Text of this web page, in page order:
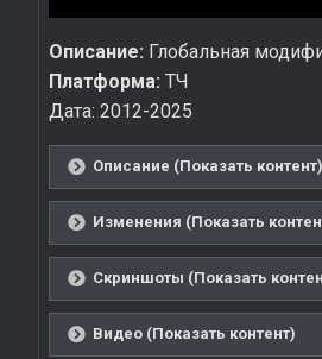
Описание: Глобальная
Платформа: ТЧ
Дата: 2012-2025
Описание (Показать контент)
Изменения (Показать
Скриншоты (Показать
Видео (Показать контент)